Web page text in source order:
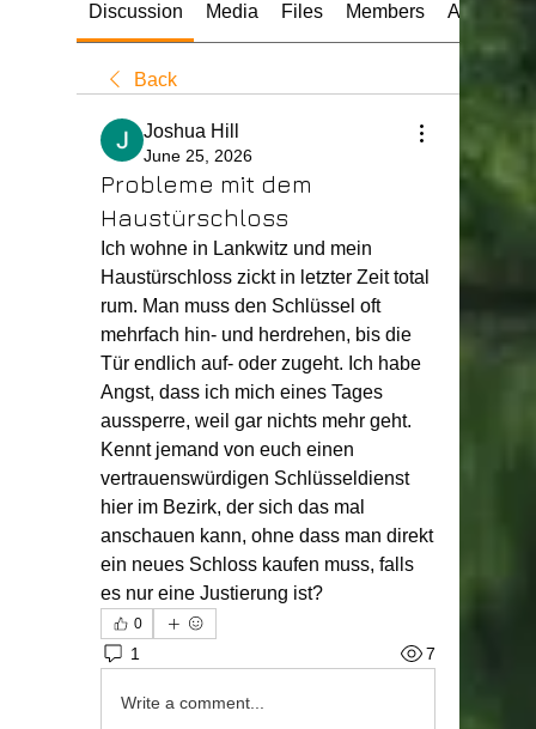
Discussion Media Files Members About
Back
Joshua Hill
June 25, 2026
Probleme mit dem
Haustürschloss
Ich wohne in Lankwitz und mein
Haustürschloss zickt in letzter Zeit total
rum. Man muss den Schlüssel oft
mehrfach hin- und herdrehen, bis die
Tür endlich auf- oder zugeht. Ich habe
Angst, dass ich mich eines Tages
aussperre, weil gar nichts mehr geht.
Kennt jemand von euch einen
vertrauenswürdigen Schlüsseldienst
hier im Bezirk, der sich das mal
anschauen kann, ohne dass man direkt
ein neues Schloss kaufen muss, falls
es nur eine Justierung ist?
0
1 7
Write a comment...